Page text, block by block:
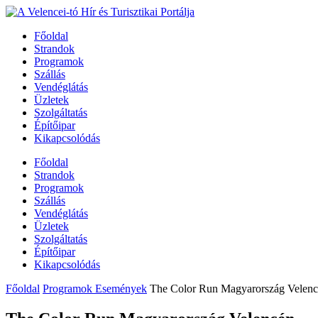
Főoldal
Strandok
Programok
Szállás
Vendéglátás
Üzletek
Szolgáltatás
Építőipar
Kikapcsolódás
Főoldal
Strandok
Programok
Szállás
Vendéglátás
Üzletek
Szolgáltatás
Építőipar
Kikapcsolódás
Főoldal Programok Események The Color Run Magyarország